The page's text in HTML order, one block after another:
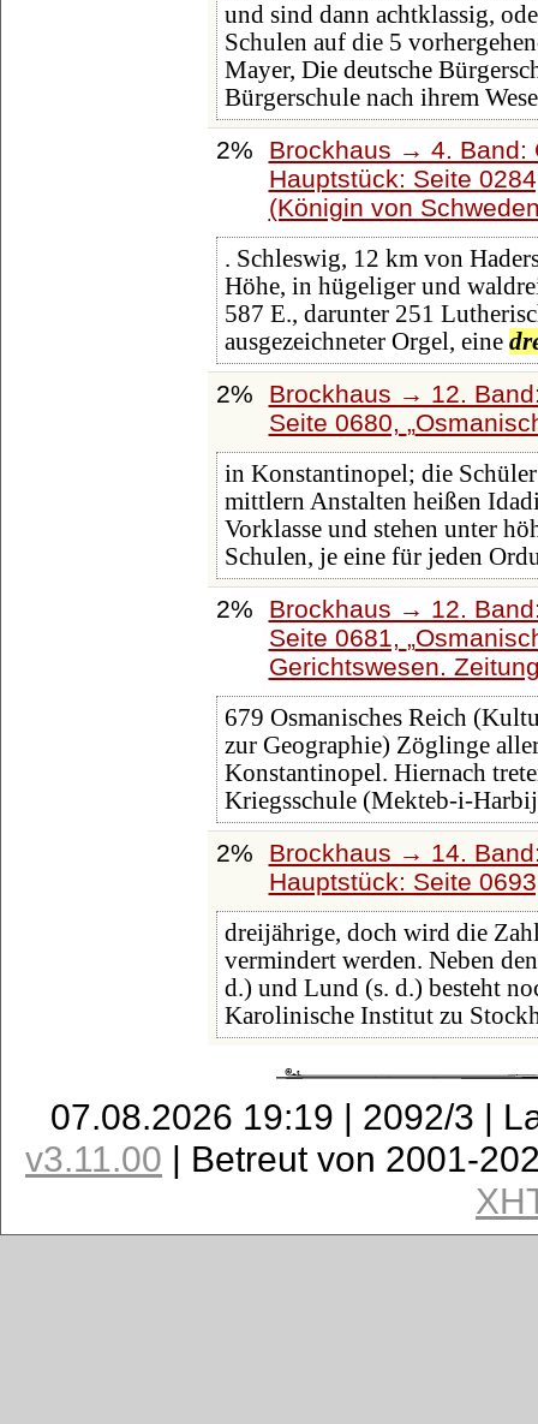
und sind dann achtklassig,
Schulen auf die 5
Mayer, Die deutsche
Bürgerschule nach ihrem
2%
Brockhaus → 4. Band:
Hauptstück: Seite
(Königin von
. Schleswig, 12 km von
Höhe, in hügeliger und
587 E., darunter 251
ausgezeichneter Orgel, eine
2%
Brockhaus → 12.
Seite 0680,
in Konstantinopel; die
mittlern Anstalten heißen
Vorklasse und stehen unter
Schulen, je eine für jeden
2%
Brockhaus → 12.
Seite 0681,
Gerichtswesen.
679 Osmanisches Reich
zur Geographie) Zöglinge
Konstantinopel. Hiernach
Kriegsschule (Mekteb-i-
2%
Brockhaus → 14.
Hauptstück: Seite
dreijährige, doch wird die
vermindert werden. Neben
d.) und Lund (s. d.) besteht
Karolinische Institut zu
07.08.2026 19:19 | 2092/3 |
v3.11.00 | Betreut von 2001-